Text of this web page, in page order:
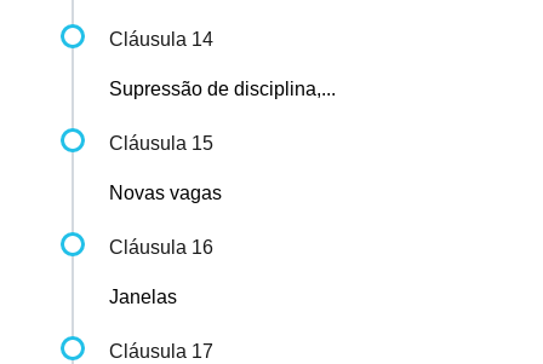
Cláusula 14
Supressão de disciplina,...
Cláusula 15
Novas vagas
Cláusula 16
Janelas
Cláusula 17